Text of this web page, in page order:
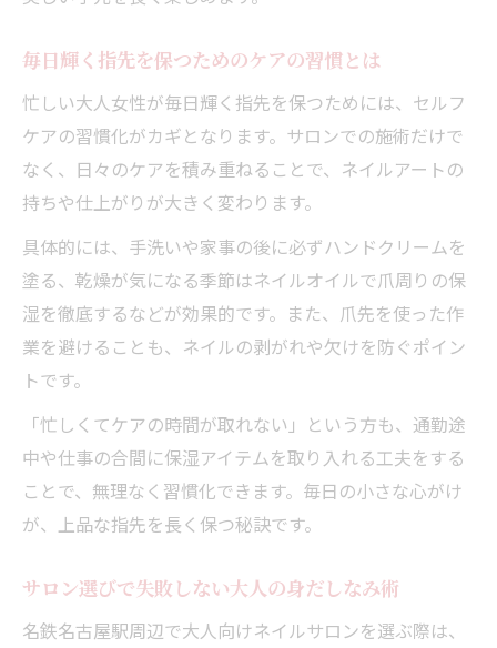
毎日輝く指先を保つためのケアの習慣とは
忙しい大人女性が毎日輝く指先を保つためには、セルフ
ケアの習慣化がカギとなります。サロンでの施術だけで
なく、日々のケアを積み重ねることで、ネイルアートの
持ちや仕上がりが大きく変わります。
具体的には、手洗いや家事の後に必ずハンドクリームを
塗る、乾燥が気になる季節はネイルオイルで爪周りの保
湿を徹底するなどが効果的です。また、爪先を使った作
業を避けることも、ネイルの剥がれや欠けを防ぐポイン
トです。
「忙しくてケアの時間が取れない」という方も、通勤途
中や仕事の合間に保湿アイテムを取り入れる工夫をする
ことで、無理なく習慣化できます。毎日の小さな心がけ
が、上品な指先を長く保つ秘訣です。
サロン選びで失敗しない大人の身だしなみ術
名鉄名古屋駅周辺で大人向けネイルサロンを選ぶ際は、